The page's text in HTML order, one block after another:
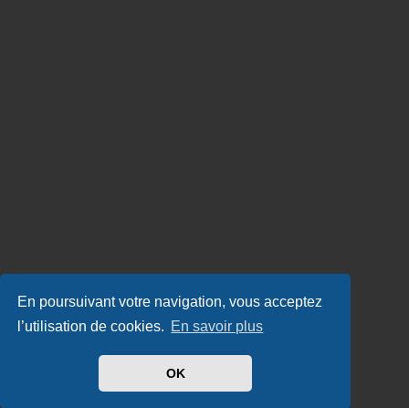
En poursuivant votre navigation, vous acceptez
l’utilisation de cookies. En savoir plus
OK